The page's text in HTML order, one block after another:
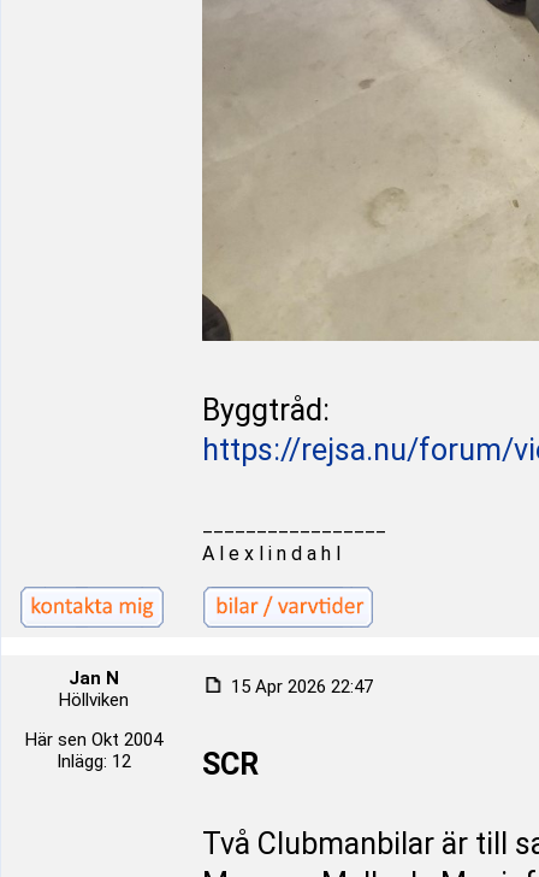
Byggtråd:
https://rejsa.nu/forum/
A l e x l i n d a h l
Jan N
Höllviken
Här sen Okt 2004
Inlägg: 12
15 Apr 2026 22:47
SCR
Två Clubmanbilar är till